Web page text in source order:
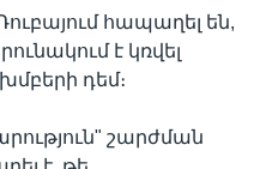
հապաղել են,
է կռվել
դեմ։
շարժման